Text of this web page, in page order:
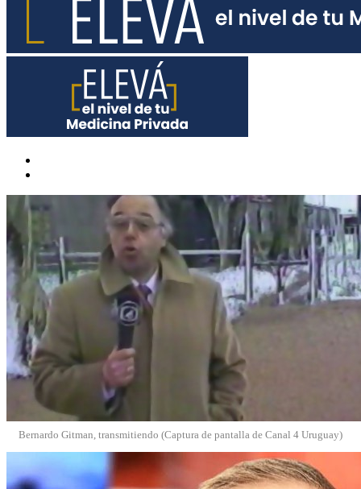
Bernardo Gitman, transmitiendo (Captura de pantalla de Canal 4 Uruguay)